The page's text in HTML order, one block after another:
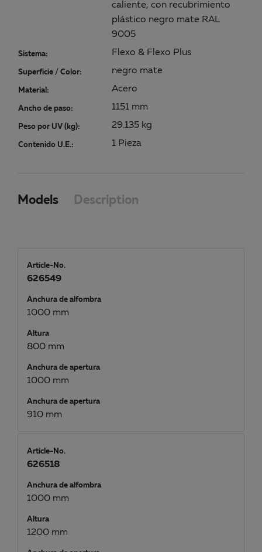
caliente, con recubrimiento
plástico negro mate RAL
9005
Sistema: Flexo & Flexo Plus
Superficie / Color: negro mate
Material: Acero
Ancho de paso: 1151 mm
Peso por UV (kg): 29.135 kg
Contenido U.E.: 1 Pieza
Models Description
Article-No.
626549
Anchura de alfombra
1000 mm
Altura
800 mm
Anchura de apertura
1000 mm
Anchura de apertura
910 mm
Article-No.
626518
Anchura de alfombra
1000 mm
Altura
1200 mm